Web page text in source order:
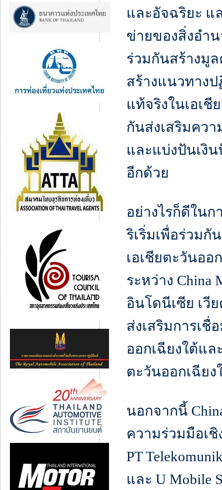
และอัจฉริยะ แ
ข่ายของสิ่งอำ
ร่วมกันสร้างมู
สร้างแนวทาง
แท้จริงในเอเชี
กันส่งเสริมควา
และแบ่งปันเงิ
อีกด้วย
อย่างไรก็ดีในก
ริเริ่มเพื่อร่วมกั
เอเชียตะวันอ
ระหว่าง China
อินโดนีเซีย เวี
ส่งเสริมการเชื่
ออกเฉียงใต้แ
ตะวันออกเฉีย
นอกจากนี้
ความร่วมมือเ
PT
และ U Mobile